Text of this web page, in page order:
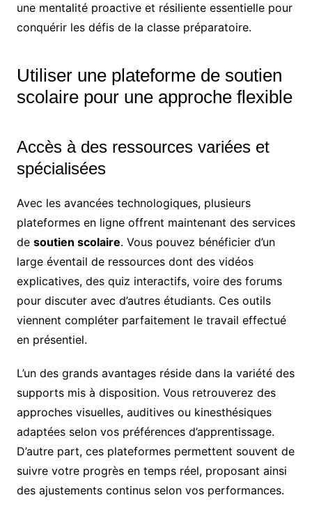
une mentalité proactive et résiliente essentielle pour
conquérir les défis de la classe préparatoire.
Utiliser une plateforme de soutien
scolaire pour une approche flexible
Accès à des ressources variées et
spécialisées
Avec les avancées technologiques, plusieurs
plateformes en ligne offrent maintenant des services
de soutien scolaire. Vous pouvez bénéficier d’un
large éventail de ressources dont des vidéos
explicatives, des quiz interactifs, voire des forums
pour discuter avec d’autres étudiants. Ces outils
viennent compléter parfaitement le travail effectué
en présentiel.
L’un des grands avantages réside dans la variété des
supports mis à disposition. Vous retrouverez des
approches visuelles, auditives ou kinesthésiques
adaptées selon vos préférences d’apprentissage.
D’autre part, ces plateformes permettent souvent de
suivre votre progrès en temps réel, proposant ainsi
des ajustements continus selon vos performances.